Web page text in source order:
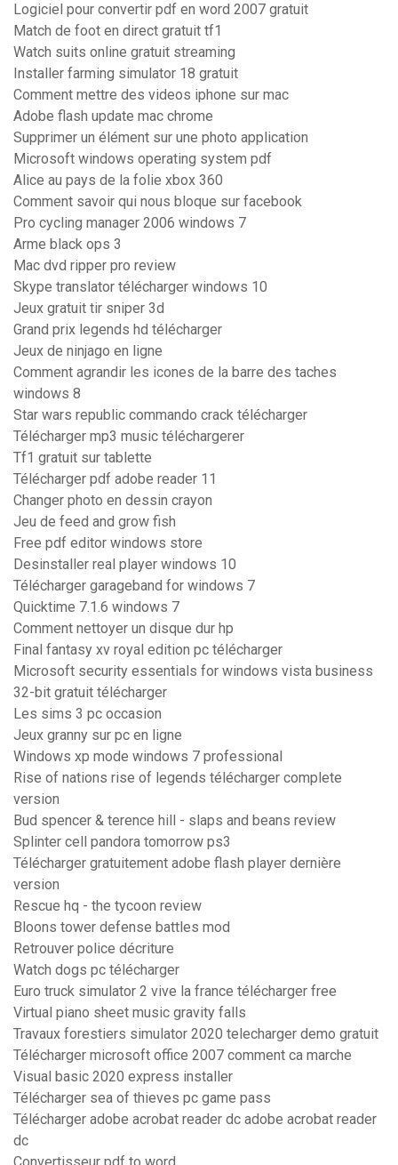
Logiciel pour convertir pdf en word 2007 gratuit
Match de foot en direct gratuit tf1
Watch suits online gratuit streaming
Installer farming simulator 18 gratuit
Comment mettre des videos iphone sur mac
Adobe flash update mac chrome
Supprimer un élément sur une photo application
Microsoft windows operating system pdf
Alice au pays de la folie xbox 360
Comment savoir qui nous bloque sur facebook
Pro cycling manager 2006 windows 7
Arme black ops 3
Mac dvd ripper pro review
Skype translator télécharger windows 10
Jeux gratuit tir sniper 3d
Grand prix legends hd télécharger
Jeux de ninjago en ligne
Comment agrandir les icones de la barre des taches
windows 8
Star wars republic commando crack télécharger
Télécharger mp3 music téléchargerer
Tf1 gratuit sur tablette
Télécharger pdf adobe reader 11
Changer photo en dessin crayon
Jeu de feed and grow fish
Free pdf editor windows store
Desinstaller real player windows 10
Télécharger garageband for windows 7
Quicktime 7.1.6 windows 7
Comment nettoyer un disque dur hp
Final fantasy xv royal edition pc télécharger
Microsoft security essentials for windows vista business
32-bit gratuit télécharger
Les sims 3 pc occasion
Jeux granny sur pc en ligne
Windows xp mode windows 7 professional
Rise of nations rise of legends télécharger complete
version
Bud spencer & terence hill - slaps and beans review
Splinter cell pandora tomorrow ps3
Télécharger gratuitement adobe flash player dernière
version
Rescue hq - the tycoon review
Bloons tower defense battles mod
Retrouver police décriture
Watch dogs pc télécharger
Euro truck simulator 2 vive la france télécharger free
Virtual piano sheet music gravity falls
Travaux forestiers simulator 2020 telecharger demo gratuit
Télécharger microsoft office 2007 comment ca marche
Visual basic 2020 express installer
Télécharger sea of thieves pc game pass
Télécharger adobe acrobat reader dc adobe acrobat reader
dc